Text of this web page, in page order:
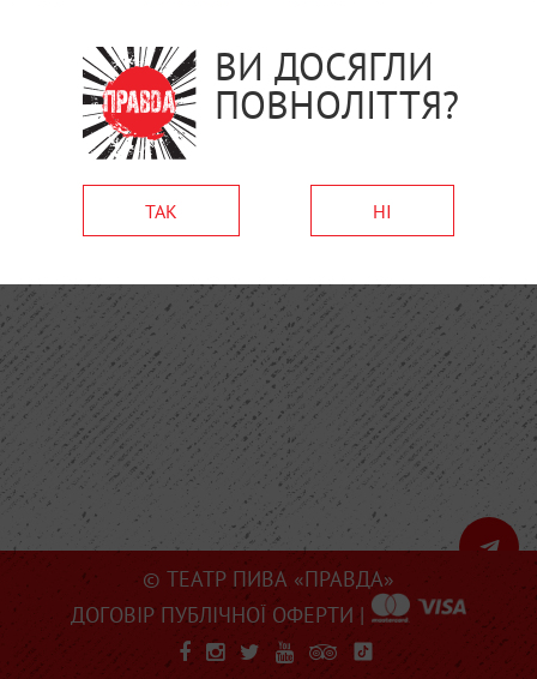
© ТЕАТР ПИВА «ПРАВДА»
ДОГОВІР ПУБЛІЧНОЇ ОФЕРТИ |
ВИ ДОСЯГЛИ
ПОВНОЛІТТЯ?
ТАК НІ